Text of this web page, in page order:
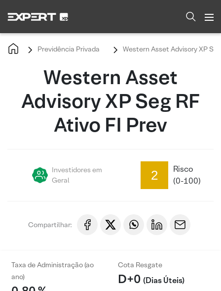
Previdência Privada Western Asset Advisory XP
Western Asset
Advisory XP Seg RF
Ativo FI Prev
Investidores em
Geral
2
Risco
(0-100)
Compartilhar:
Taxa de Administração (ao
ano)
Cota Resgate
D+0 (Dias Úteis)